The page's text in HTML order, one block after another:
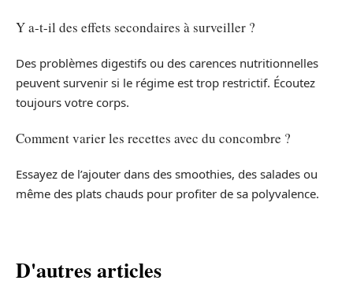
Y a-t-il des effets secondaires à surveiller ?
Des problèmes digestifs ou des carences nutritionnelles
peuvent survenir si le régime est trop restrictif. Écoutez
toujours votre corps.
Comment varier les recettes avec du concombre ?
Essayez de l’ajouter dans des smoothies, des salades ou
même des plats chauds pour profiter de sa polyvalence.
D'autres articles